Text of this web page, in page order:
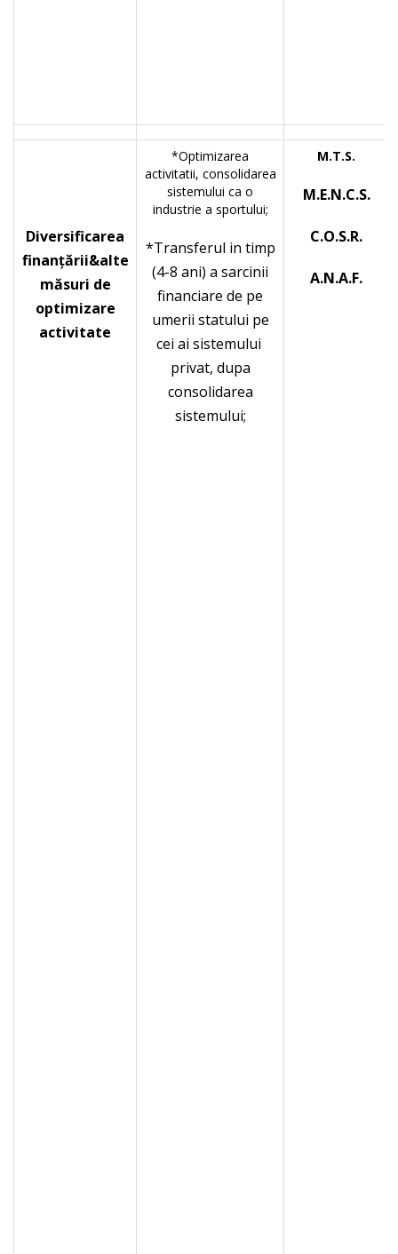
Diversificarea
finanţării&alte
măsuri de
optimizare
activitate
*Optimizarea
activitatii, consolidarea
sistemului ca o
industrie a sportului;
*Transferul in timp
(4-8 ani) a sarcinii
financiare de pe
umerii statului pe
cei ai sistemului
privat, dupa
consolidarea
sistemului;
M.T.S.
M.E.N.C.S.
C.O.S.R.
A.N.A.F.